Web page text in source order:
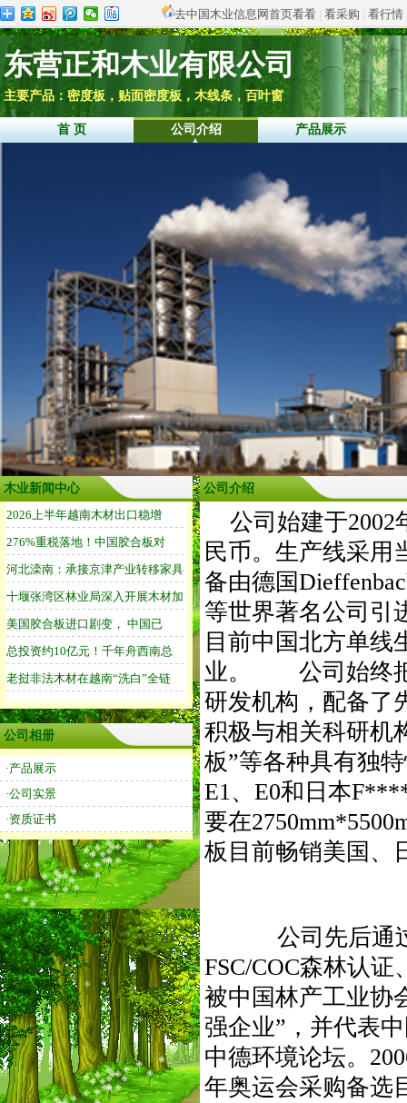
去中国木业信息网首页看看 | 看采购 | 看行情
东营正和木业有限公司
主要产品：密度板，贴面密度板，木线条，百叶窗
首 页 公司介绍 产品展示
木业新闻中心
公司相册
·产品展示
·公司实景
·资质证书
公司介绍
公司始建于2002
民币。生产线采用
备由德国
等世界著名公司引
目前中国北方单线
业。 公司始终把
研发机构，配备了
积极与相关科研机
板”等各种具有独
E1、E0和日本
要在
板目前畅销美国、
公司先后通过
FSC/COC森林认
被中国林产工业协
强企业”，并代表
中德环境论坛。
年奥运会采购备选